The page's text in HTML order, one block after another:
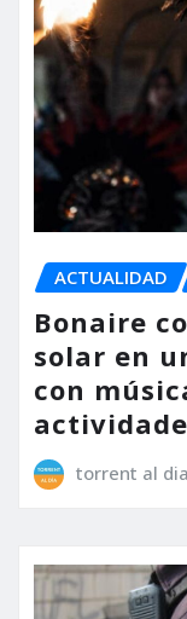
ACTUALIDAD
Bonaire
solar en
con
torrent al dia